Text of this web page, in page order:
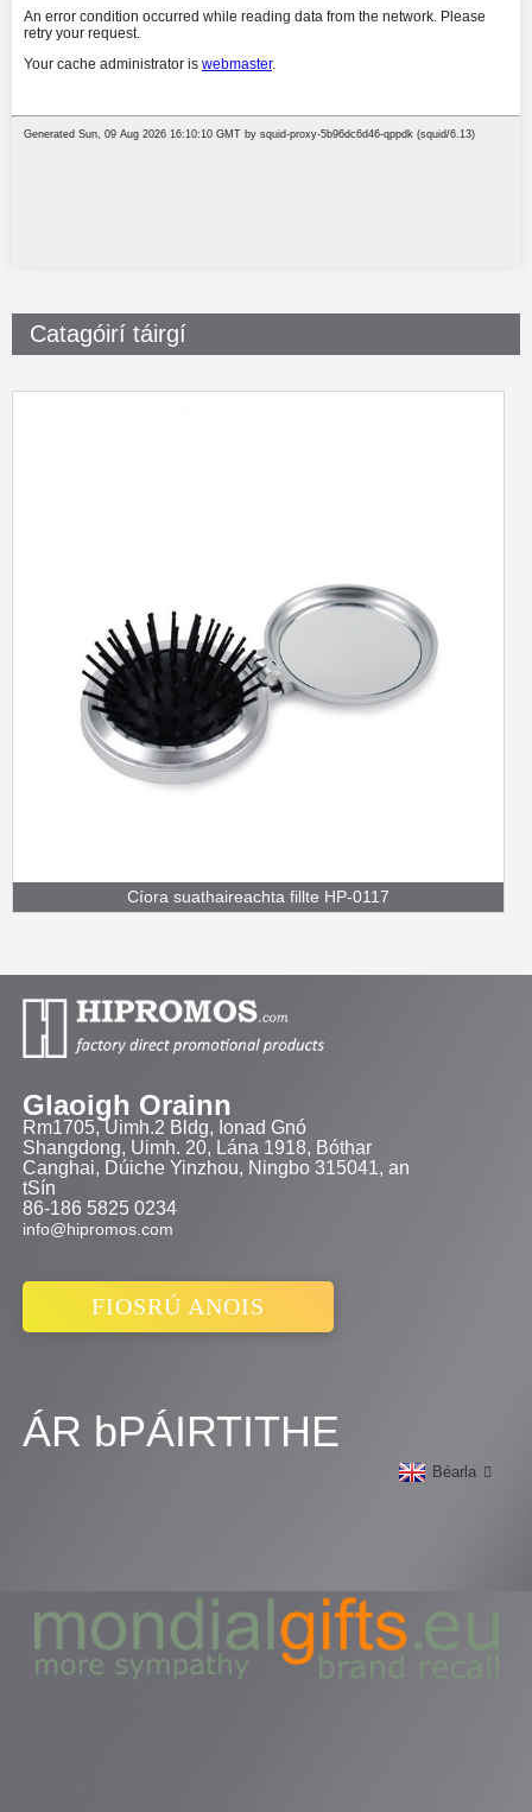
Catagóirí táirgí
Cíora suathaireachta fillte HP-0117
Glaoigh Orainn
Rm1705, Uimh.2 Bldg, Ionad Gnó
Shangdong, Uimh. 20, Lána 1918, Bóthar
Canghai, Dúiche Yinzhou, Ningbo 315041, an
tSín
86-186 5825 0234
info@hipromos.com
FIOSRÚ ANOIS
ÁR bPÁIRTITHE
Béarla